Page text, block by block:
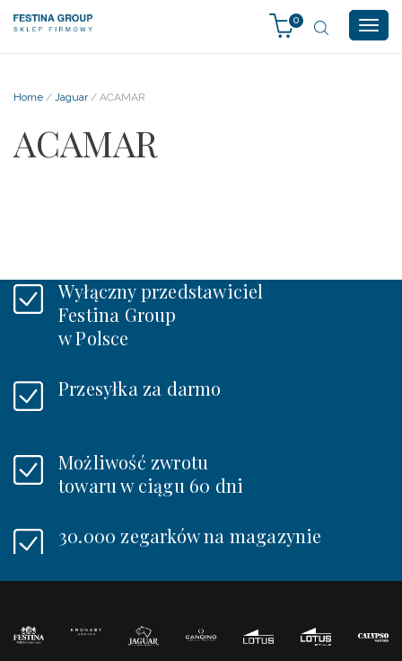
0
Home / Jaguar/ ACAMAR
ACAMAR
Wyłączny przedstawiciel
Festina Group
w Polsce
Przesyłka za darmo
Możliwość zwrotu
towaru w ciągu 60 dni
30.000 zegarków na magazynie